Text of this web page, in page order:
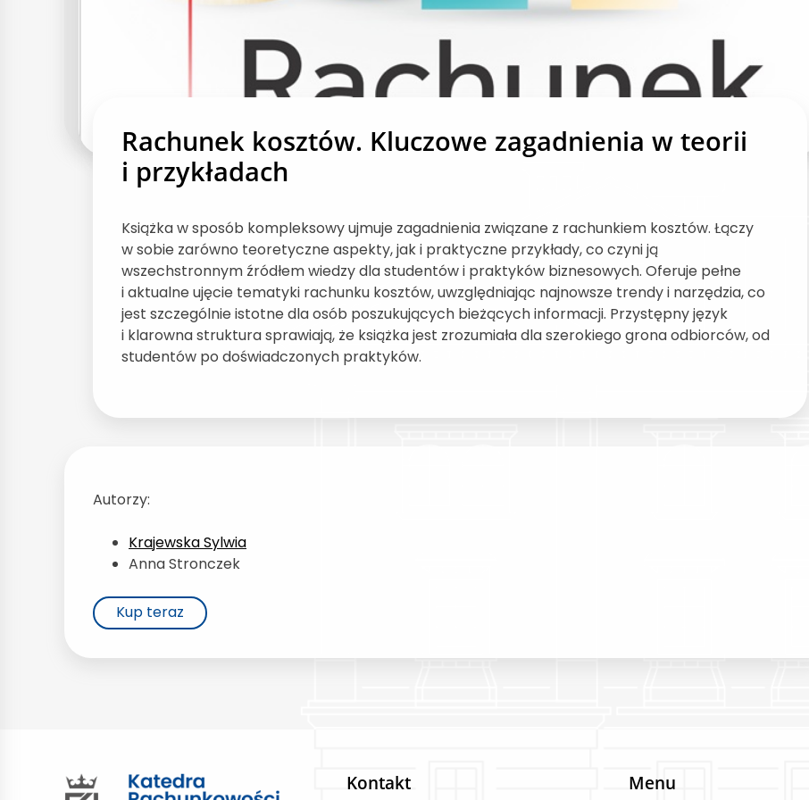
Rachunek kosztów. Kluczowe zagadnienia w teorii
i przykładach
Książka w sposób kompleksowy ujmuje zagadnienia związane z rachunkiem kosztów. Łączy
w sobie zarówno teoretyczne aspekty, jak i praktyczne przykłady, co czyni ją
wszechstronnym źródłem wiedzy dla studentów i praktyków biznesowych. Oferuje pełne
i aktualne ujęcie tematyki rachunku kosztów, uwzględniając najnowsze trendy i narzędzia, co
jest szczególnie istotne dla osób poszukujących bieżących informacji. Przystępny język
i klarowna struktura sprawiają, że książka jest zrozumiała dla szerokiego grona odbiorców, od
studentów po doświadczonych praktyków.
Autorzy:
Krajewska Sylwia
Anna Stronczek
Kup teraz
Kontakt Menu